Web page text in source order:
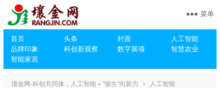
首页 头条 封面
人工智能
品牌印象
科创新观察 数字展项
智慧农业
智能家居
菜单
壤金网-科创共同体，人工智能＋”催生“向新力 人工智能